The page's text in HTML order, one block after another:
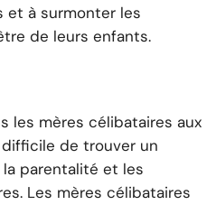
et à surmonter les
de leurs enfants.
les mères célibataires aux
de trouver un
parentalité et les
Les mères célibataires